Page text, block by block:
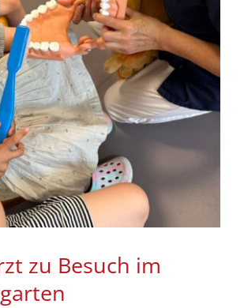
zu Besuch im